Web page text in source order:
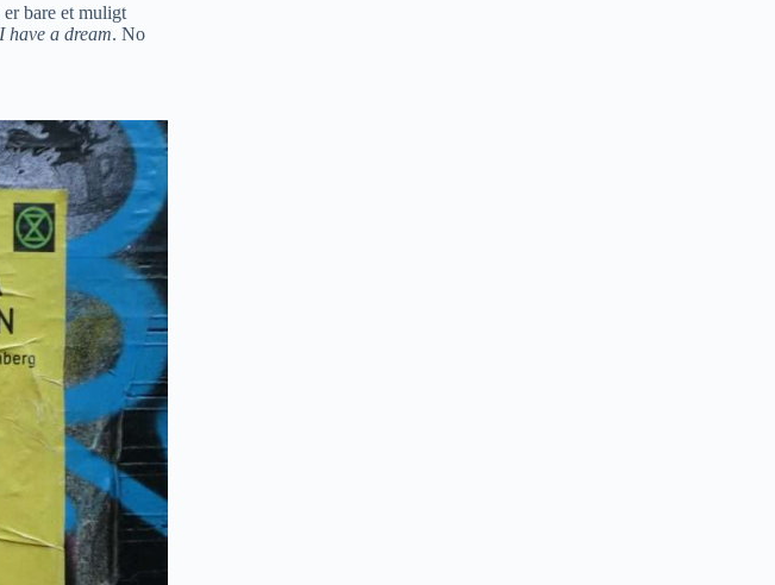
bare et muligt
I have a dream. No